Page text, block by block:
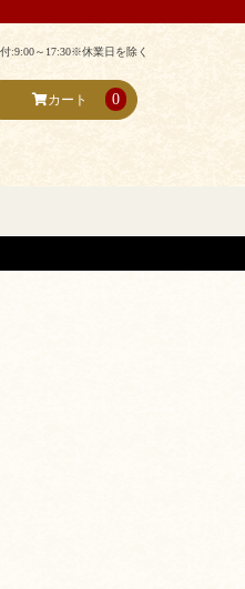
:9:00～17:30※休業日を除く
カート 0